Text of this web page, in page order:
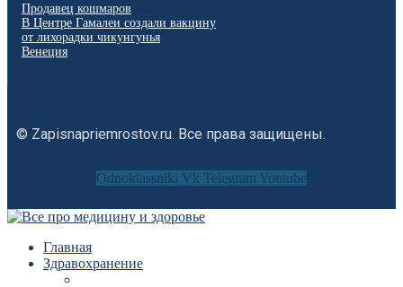
Продавец кошмаров
В Центре Гамалеи создали вакцину
от лихорадки чикунгунья
Венеция
© Zapisnapriemrostov.ru. Все права защищены.
Odnoklassniki Vk Telegram Youtube
Главная
Здравохранение